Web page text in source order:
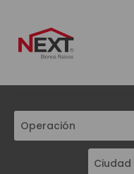
Operación
Ciudad